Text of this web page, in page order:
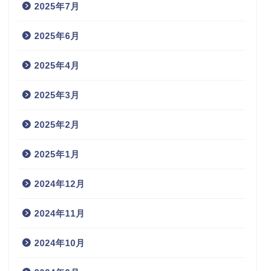
2025年7月
2025年6月
2025年4月
2025年3月
2025年2月
2025年1月
2024年12月
2024年11月
2024年10月